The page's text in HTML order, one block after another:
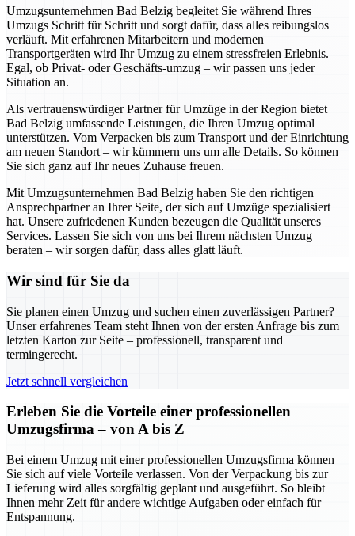
Umzugsunternehmen Bad Belzig begleitet Sie während Ihres
Umzugs Schritt für Schritt und sorgt dafür, dass alles reibungslos
verläuft. Mit erfahrenen Mitarbeitern und modernen
Transportgeräten wird Ihr Umzug zu einem stressfreien Erlebnis.
Egal, ob Privat- oder Geschäfts-umzug – wir passen uns jeder
Situation an.
Als vertrauenswürdiger Partner für Umzüge in der Region bietet
Bad Belzig umfassende Leistungen, die Ihren Umzug optimal
unterstützen. Vom Verpacken bis zum Transport und der Einrichtung
am neuen Standort – wir kümmern uns um alle Details. So können
Sie sich ganz auf Ihr neues Zuhause freuen.
Mit Umzugsunternehmen Bad Belzig haben Sie den richtigen
Ansprechpartner an Ihrer Seite, der sich auf Umzüge spezialisiert
hat. Unsere zufriedenen Kunden bezeugen die Qualität unseres
Services. Lassen Sie sich von uns bei Ihrem nächsten Umzug
beraten – wir sorgen dafür, dass alles glatt läuft.
Wir sind für Sie da
Sie planen einen Umzug und suchen einen zuverlässigen Partner?
Unser erfahrenes Team steht Ihnen von der ersten Anfrage bis zum
letzten Karton zur Seite – professionell, transparent und
termingerecht.
Jetzt schnell vergleichen
Erleben Sie die Vorteile einer professionellen
Umzugsfirma – von A bis Z
Bei einem Umzug mit einer professionellen Umzugsfirma können
Sie sich auf viele Vorteile verlassen. Von der Verpackung bis zur
Lieferung wird alles sorgfältig geplant und ausgeführt. So bleibt
Ihnen mehr Zeit für andere wichtige Aufgaben oder einfach für
Entspannung.